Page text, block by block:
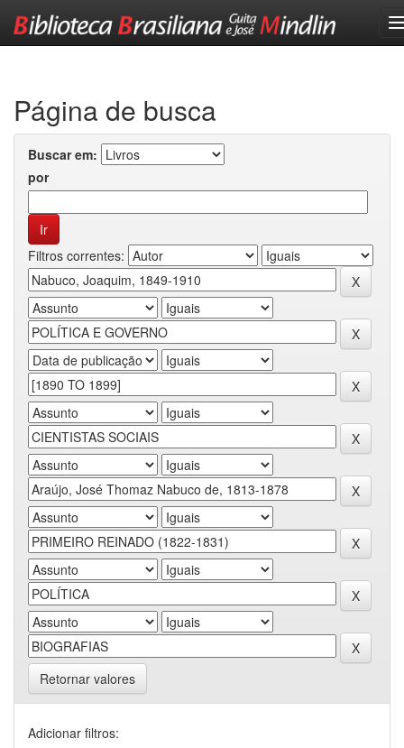
Página de busca
Buscar em:
por
Filtros correntes:
Retornar valores
Adicionar filtros: